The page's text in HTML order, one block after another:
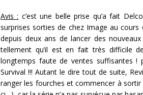
Avis : c’est une belle prise qu’a fait
surprises sorties de chez Image au cours
depuis deux ans de lancer des
tellement qu’il est en fait très difficile
longtemps faute de ventes suffisantes !
Survival !!! Autant le dire tout de suite,
ranger les fourches et commencer à